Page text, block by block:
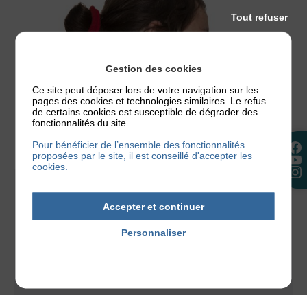
LA RECHERCHE
ECLA : ÉTUDE SUR LA DERMATITE
ATOPIQUE DE L’ADULTE
Gestion des cookies
Ce site peut déposer lors de votre navigation sur les
pages des cookies et technologies similaires. Le refus
de certains cookies est susceptible de dégrader des
fonctionnalités du site.
Pour bénéficier de l’ensemble des fonctionnalités
proposées par le site, il est conseillé d'accepter les
cookies.
Accepter et continuer
Tout refuser
Personnaliser